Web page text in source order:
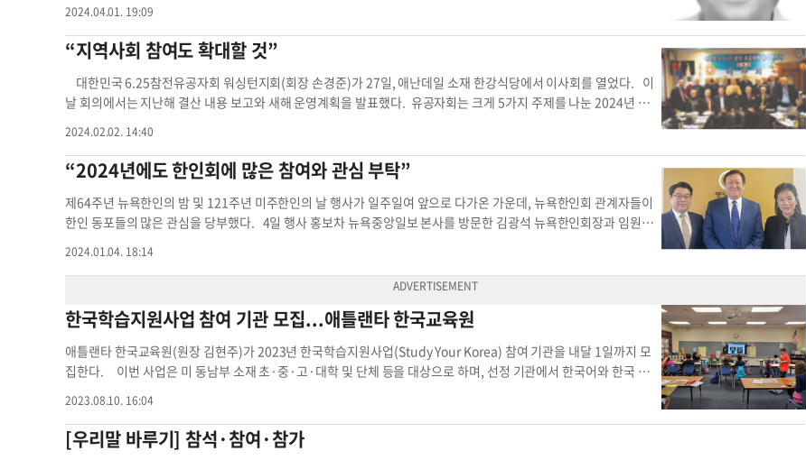
의견 제시가 수업의 흐름을 방해한다고 생각하여 기피하는 현상이 있다. 하지만 이는 함께 더 나은 방향을 찾아가는 ‘기여’로 보아야 한다. 이는 구
공간이어야 한다. 질문하는 용기, 서로 다른 생각을 존중하는 자세, 상대방의 입장을 이해하려는 태도는 학문 이상의 가치를 지닌다. 부모와 학생이
함께 소통의 방식을 배우고 실천할 때, 학교는 단순한 배움의 공간을 넘어 따뜻한 공동체로 성장할 수 있다. 지금 우리가 함께 기르는 질문의 문화
는, 우리 아이들이 살아갈 미래의 인간관계를 결정짓는 중요한 씨앗이 될 것이다. ▶문의:(323)938-0300 www.a1collegeprep.com 새라 박
원장 / A1칼리지프렙에듀 포스팅 권리 참여 공동체 의식 학교 행사 봉사단체 활동
당에 모여서 함께 기도와 찬양으로 예배드리고 이야기와 연극 형식으로 성경말씀을 들으며 성경구절을 암송했고, 이
후 그룹별로 나뉘어져 다른 활동들이 준비된 각각의 스테이션으로 이동했다. 프리스쿨, 유치부-1학년, 2-3학년, 4-5
학년 이렇게 4 그룹으로 나뉘어 게임, 성경공부, 크래프트, 스낵 시간을 로테이션으로 가졌으며, 이후 본당에 다시 모
여서 찬양과 율동으로 예배하고 선교에 관한 비디오를 시청하며 토론하는 시간을 가졌다. 한편, 플라워마운드 교회는
남침례교단 소속으로, 달라스 한인 제일 침례교회에서 부목사로 섬기던 김경도 목사(현, 은퇴 목사)가 헌신하여 1999
다. “다함께 배우며 섬기고 선교하는 교회(마태복음 9:30)”의 비전에 따라 구원받은 백성, 배우는 제자, 섬기는 사역
자, 그리고 전하는 사명자를 실천해오고 있다. 초대 김경도 담임목사 후임으로 최승민 목사가 제 2대 담임목사로 섬기
고 있다. 문의 214.513.7707 또는 contact@fmkchurch.com. 캐서린 조 기자참여 파도 담임목사 최승민 플라
워마운드 교회 플라워마운드 경계
다. 인도계로 몸집이 큰 그는 넉살이 좋아 투표소에 사람이 없으면 밖으로 나가 행인들에게 투표를 독려했다. 소리를
듣고 밖으로 나갔더니 에릭이 한인 여성 시니어와 함께 의자에 앉아 있었다. 그녀는 나를 보자 엉거주춤 일어나 인사를
했다. 투표소 근처에 사는 그녀는 매일 아침 산책을 하는데 마침 에릭이 그녀를 보고 투표했느냐고 물었던 것. 하지만
그녀는 영어가 서툴러 에릭의 말을 정확히 이해하지 못한 것이었다. 그녀는 미국에서 51년을 산 시민권자지만 한 번
도 투표를 한 적이 없다고 했다. 그녀에게 투표를 권하자 하고 싶다고 했다. 하지만 투표 방법은 도와줄 수 있으나 누구
운영하며 세 자녀를 키웠다고 했다. 자녀들은 모두 결혼했고 지금은 투표소 근처에서 혼자 살고 있단다. 그녀의 모습에
서 이민 1세의 힘든 흔적이 보였지만 자녀와 비즈니스 이야기를 할 때는 자랑스러움이 묻어났다. 투표소 근무자는
총 13명, LA카운티 정부 여러 부서에서 나온 직원이 10명이고 나머지 3명이 자원봉사자였다. 다음 날 아침 한가해서
밖에 나갔더니 멀리서 그녀가 걸어오고 있었다. 누구에게 투표할 것인지 결정했냐고 묻자 아들이 한인은 무조건 찍으
라고 했단다. 본인 확인 등의 절차를 거처 그녀를 보딩 부스로 안내했다. BMD (Ballot Marking Divice) 사용법을 알
한글 선택도 가능하다. 한인뿐 아니라 사용법을 묻는 유권자들이 많다. 그녀는 무사히 투표를 마쳤다. 그녀가 미국 생
활 51년 만에 처음으로 투표했다고 소개하자 모두 손뼉을 치며 축하해 주었다. 120년이 넘는 한인 이민사에서 큰 업
히 적응하며 경제력을 키우고 자녀를 훌륭하게 교육한 보통 한인들의 공로도 크다. 이제는 모두 힘을 모아야 할 때
이는 모두가 투표에 참여해야만 가능한 일이다. 이것은 한국계 미국인으로 사는 우리 자녀들을 위한 일이기도 하다. 최
성규 / 베스트 영어 훈련원장열린광장 투표 참여 투표소 근처 투표소 근무자 투표소 입구
2024.04.01. 19:09
“지역사회 참여도 확대할 것”
대한민국 6.25참전유공자회 워싱턴지회(회장 손경준)가 27일, 애난데일 소재 한강식당에서 이사회를 열었다. 이
날 회의에서는 지난해 결산 내용 보고와 새해 운영계획을 발표했다. 유공자회는 크게 5가지 주제를 나눈 2024년 운영
해, 제 74회 6.25 참전행사 참가 및 상기대회, 메모리얼데이 행사, 71회 7?27행사, 개천절 및 국군의 날 행사, 재향군
인의 날 6?25 추모행사 등을 주최 혹은 참석한다고 밝혔다. 또한 ‘유공자회의 화목’을 위해 월1회 상부회를 운영하
고, 회원 환자 방문, 작고한 유공자 회원과 시민권 유공자의 국립묘지 안장 안내, 불우전우 방문 등을 추진하기로 했다.
더불어 ‘지역사회 참여확대’ 차원에서 미국 노숙자 돕기와 한미단체 행사 참여 등으로 유대를 강화하기로 했다. 손경
준 회장은 "475명이던 회원이 이제 159명이 되어 대부분이 90대, 100세 이상이 7명”이라면서 “회원들의 건강을 위
관 출신의 이창복 회원(98세) 등에게 손 회장은 감사를 전하기도 했다. 김윤미 기자
역사회 참여 지역사회 참여확대 25참전유공자회 워싱턴지회 참전 유공자회
2024.02.02. 14:40
“2024년에도 한인회에 많은 참여와 관심 부탁”
제64주년 뉴욕한인의 밤 및 121주년 미주한인의 날 행사가 일주일여 앞으로 다가온 가운데, 뉴욕한인회 관계자들이
한인 동포들의 많은 관심을 당부했다. 4일 행사 홍보차 뉴욕중앙일보 본사를 방문한 김광석 뉴욕한인회장과 임원진
련하는 자리"라며 "재정이 확보돼야 차세대 직원들을 통해 2세들을 한인 커뮤니티에 끌어들일 수 있는 만큼, 금액에
관계없이 모금에 동참해 주시면 감사하겠다"고 밝혔다. '과거와 현재, 그리고 미래'라는 주제로 열리는 이번 행사는
a.org)를 통해 신청할 수 있다. 특히 이번 행사에선 미주 한인노동자들의 독립운동 지원 이야기 등 뉴욕에 숨겨진 한
인이민사에 대한 내용이 소개된다. 김 회장은 "이번 행사를 위해 많은 조사를 하고, 1세대 한인들의 공동묘지에도 직
접 방문해 그들의 발자취를 따라다니는 시간을 가졌다"고 전했다. 한인 이민자들의 업적을 되돌아보고 그들의 노고와
희생에 경의를 표하는 시간을 갖겠다는 목표다. 뉴욕한인회 64주년을 기념해 그동안 커뮤니티에서 봉사했거나 한
인의 위상을 높이며 활약한 이들의 공로를 인정하는 시상식도 진행된다. ▶앤디 김(민주·뉴저지 3선거구) 연방하원
의원 ▶원유봉팰리세이즈파크 시의원 ▶AWCA 제미경 사무총장 ▶아브라함 김 미주한인위원회(CKA) 사무총장 ▶
한미충효재단 김영덕 이사장 ▶이문자KCS백년기획위원회 위원 ▶성은미(Enmi Sung) 기업가▶이용 엑스트림케
2024.01.04. 18:14
한국학습지원사업 참여 기관 모집...애틀랜타 한국교육원
애틀랜타 한국교육원(원장 김현주)가 2023년 한국학습지원사업(Study Your Korea) 참여 기관을 내달 1일까지 모
집한다. 이번 사업은 미 동남부 소재 초·중·고·대학 및 단체 등을 대상으로 하며, 선정 기관에서 한국어와 한국 문화
한국어를 가르치거나 한국 관련 모임을 운영하는 교직원, 대학에서 한국어나 한국 관련 학문 분야를 공부하는 학생, 기
타 관련 분야의 전문성이 인정되는 사람이어야 한다. 김현주 원장은 "이번 기회를 통해 도서관에서 한국 동화를 소
개하는 등 한국을 즐겁게 알아가는 활동이 퍼졌으면 좋겠다"고 전했다. 지원서는 9월 1일까지 한국교육원 이메일(
2023.08.10. 16:04
[우리말 바루기] 참석·참여·참가